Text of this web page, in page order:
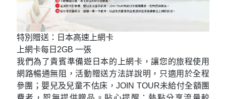
特別贈送：日本高速上網卡
上網卡每日2GB 一張
我們為了貴賓準備遊日本的上網卡，讓您的旅程使用
網路暢通無阻，活動贈送方法詳說明，只適用於全程
參團；嬰兒及兒童不估床，JOIN TOUR未給付全額團